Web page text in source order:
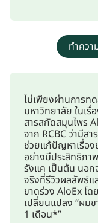
ทำคว
ไม่เพียงผ่านการท
มหาวิทยาลัย ในเรื่
สารสกัดสมุนไพร
จาก RCBC ว่ามี
ช่วยแก้ปัญหาเรื่อง
อย่างมีประสิทธิภา
รังแค เป็นต้น นอก
จริงที่รีวิวผลลัพธ์แ
ขาดร่วง AloEx โ
เปลี่ยนแปลง “ผม
1 เดือน*”